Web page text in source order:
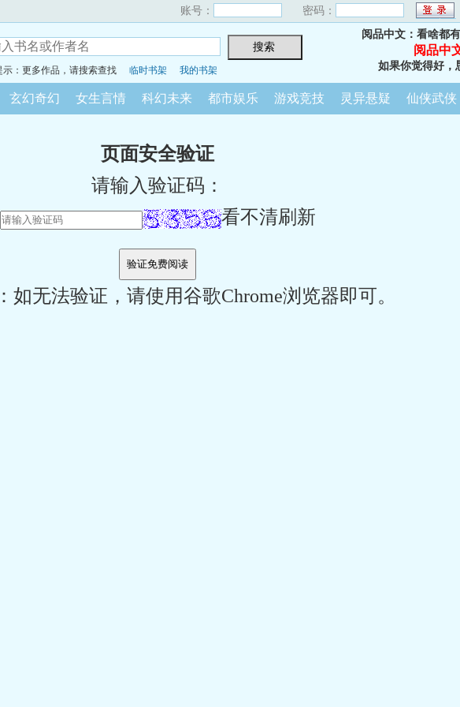
账号： 密码：
示：更多作品，请搜索查找 临时书架 我的书架
阅品中文：看啥都
阅品中
如果你觉得好，
玄幻奇幻 女生言情 科幻未来 都市娱乐 游戏竞技 灵异悬疑 仙侠武侠
页面安全验证
请输入验证码：
看不清刷新
如无法验证，请使用谷歌Chrome浏览器即可。